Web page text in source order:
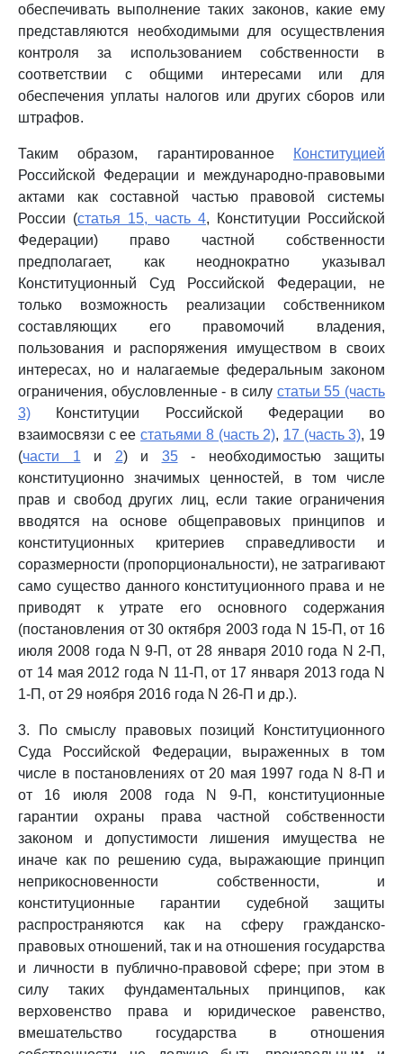
обеспечивать выполнение таких законов, какие ему
представляются необходимыми для осуществления
контроля за использованием собственности в
соответствии с общими интересами или для
обеспечения уплаты налогов или других сборов или
штрафов.
Таким образом, гарантированное
Конституцией
Российской Федерации и международно-правовыми
актами как составной частью правовой системы
России (статья 15, часть 4, Конституции Российской
Федерации) право частной собственности
предполагает, как неоднократно указывал
Конституционный Суд Российской Федерации, не
только возможность реализации собственником
составляющих его правомочий владения,
пользования и распоряжения имуществом в своих
интересах, но и налагаемые федеральным законом
ограничения, обусловленные - в силу статьи 55 (часть
3) Конституции Российской Федерации во
взаимосвязи с еестатьями 8 (часть 2), 17 (часть 3), 19
(части 1 и 2) и 35- необходимостью защиты
конституционно значимых ценностей, в том числе
прав и свобод других лиц, если такие ограничения
вводятся на основе общеправовых принципов и
конституционных критериев справедливости и
соразмерности (пропорциональности), не затрагивают
само существо данного конституционного права и не
приводят к утрате его основного содержания
(постановления от 30 октября 2003 года N 15-П, от 16
июля 2008 года N 9-П, от 28 января 2010 года N 2-П,
от 14 мая 2012 года N 11-П, от 17 января 2013 года N
1-П, от 29 ноября 2016 года N 26-П и др.).
3. По смыслу правовых позиций Конституционного
Суда Российской Федерации, выраженных в том
числе в постановлениях от 20 мая 1997 года N 8-П и
от 16 июля 2008 года N 9-П, конституционные
гарантии охраны права частной собственности
законом и допустимости лишения имущества не
иначе как по решению суда, выражающие принцип
неприкосновенности собственности, и
конституционные гарантии судебной защиты
распространяются как на сферу гражданско-
правовых отношений, так и на отношения государства
и личности в публично-правовой сфере; при этом в
силу таких фундаментальных принципов, как
верховенство права и юридическое равенство,
вмешательство государства в отношения